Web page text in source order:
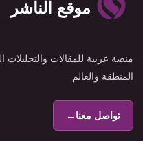
موقع الناشر
منصة عربية للمقالات والتحليلات
المنطقة والعالم
تواصل معنا←